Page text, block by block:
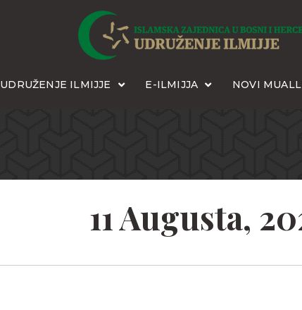
UDRUŽENJE ILMIJJE E-ILMIJJA NOVI
11 Augusta,